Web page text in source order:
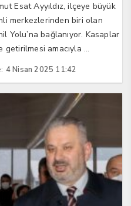
Esat Ayyıldız, ilçeye büyük
merkezlerinden biri olan
Yolu’na bağlanıyor. Kasaplar
getirilmesi amacıyla ...
4 Nisan 2025 11:42